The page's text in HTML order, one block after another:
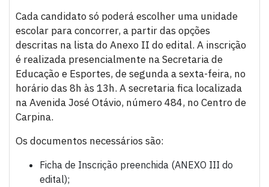
Cada candidato só poderá escolher uma unidade
escolar para concorrer, a partir das opções
descritas na lista do Anexo II do edital. A inscrição
é realizada presencialmente na Secretaria de
Educação e Esportes, de segunda a sexta-feira, no
horário das 8h às 13h. A secretaria fica localizada
na Avenida José Otávio, número 484, no Centro de
Carpina.
Os documentos necessários são:
Ficha de Inscrição preenchida (ANEXO III do
edital);